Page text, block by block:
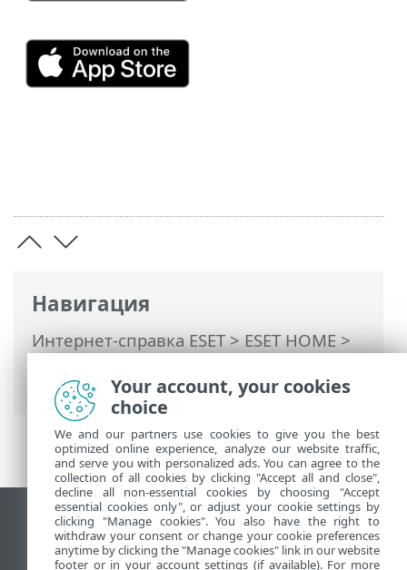
Навигация
Интернет-справка ESET>ESET HOME>
учетными записями ESET HOME
Использовать сайт для ПК
End of Life
Your account, your cookies
choice
We and our partners use cookies to give you the best
optimized online experience, analyze our website traffic,
and serve you with personalized ads. You can agree to the
collection of all cookies by clicking "Accept all and close",
decline all non-essential cookies by choosing "Accept
essential cookies only", or adjust your cookie settings by
clicking "Manage cookies". You also have the right to
withdraw your consent or change your cookie preferences
anytime by clicking the "Manage cookies" link in our website
footer or in your account settings (if available). For more